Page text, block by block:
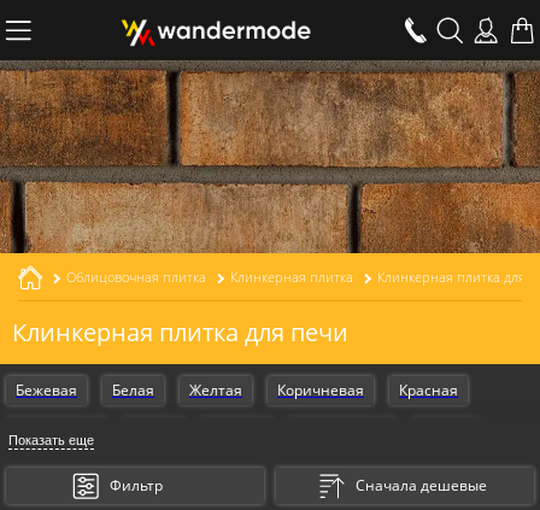
Облицовочная плитка Клинкерная плитка Клинкерная плитка для
Клинкерная плитка для печи
Бежевая Белая Желтая Коричневая Красная
Оранжевая
Для внутренней отделки
Показать еще
Фильтр Сначала дешевые